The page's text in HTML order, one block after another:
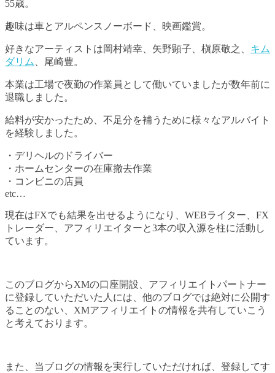
55歳。
趣味は車とアルペンスノーボード、映画鑑賞。
好きなアーティストは岡村靖幸、矢野顕子、槇原敬之、 キム
ダリム
、尾崎豊。
本業は工場で夜勤の作業員として働いていましたが数年前に
退職しました。
給料が安かったため、不足分を補うために様々なアルバイト
を経験しました。
・デリヘルのドライバー
・ホームセンターの在庫撤去作業
・コンビニの店員
etc…
現在はFXでも結果を出せるようになり、WEBライター、FX
トレーダー、アフィリエイターと3本の収入源を柱に活動し
ています。
このブログからXMの口座開設、アフィリエイトパートナー
に登録していただいた人には、他のブログでは絶対に公開す
ることのない、XMアフィリエイトの情報を共有していこう
と考えております。
また、当ブログの情報を実行していただければ、登録してす